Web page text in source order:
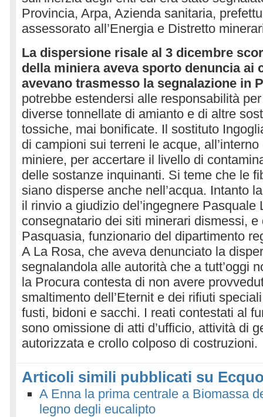
Provincia, Arpa, Azienda sanitaria,
assessorato all’Energia e Distretto
La dispersione risale al 3 dicembre
della miniera aveva sporto denuncia ai
avevano trasmesso la segnalazione in
potrebbe estendersi alle responsabilità
diverse tonnellate di amianto e di altre
tossiche, mai bonificate. Il sostituto
di campioni sui terreni le acque, all’interno
miniere, per accertare il livello di
delle sostanze inquinanti. Si teme che le
siano disperse anche nell’acqua. Intanto
il rinvio a giudizio del’ingegnere Pasquale
consegnatario dei siti minerari dismessi,
Pasquasia, funzionario del dipartimento
A La Rosa, che aveva denunciato la
segnalandola alle autorità che a tutt’oggi
la Procura contesta di non avere
smaltimento dell’Eternit e dei rifiuti
fusti, bidoni e sacchi. I reati contestati al
sono omissione di atti d’ufficio, attività di
autorizzata e crollo colposo di costruzioni.
Articoli simili pubblicati su
A Enna la prima centrale a Biomassa
legno degli eucalipto